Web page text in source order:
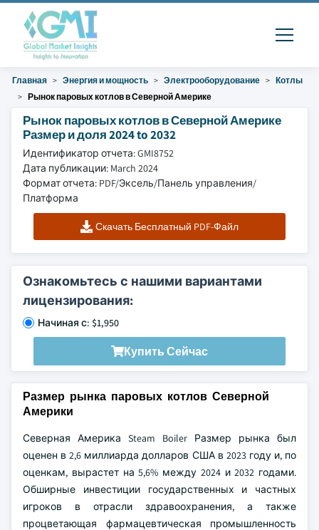
Главная Энергия и мощность Электрооборудование
Котлы
Рынок паровых котлов в Северной Америке
Рынок паровых котлов в Северной Америке
Размер и доля 2024 to 2032
Идентификатор отчета: GMI8752
Дата публикации: March 2024
Формат отчета: PDF/Эксель/Панель управления/
Платформа
Скачать Бесплатный PDF-Файл
Ознакомьтесь с нашими вариантами
лицензирования:
Начиная с: $1,950
Купить Сейчас
Размер рынка паровых котлов Северной
Америки
Северная Америка Steam Boiler Размер рынка был
оценен в 2,6 миллиарда долларов США в 2023 году и, по
оценкам, вырастет на 5,6% между 2024 и 2032 годами.
Обширные инвестиции государственных и частных
игроков в отрасли здравоохранения, а также
процветающая фармацевтическая промышленность